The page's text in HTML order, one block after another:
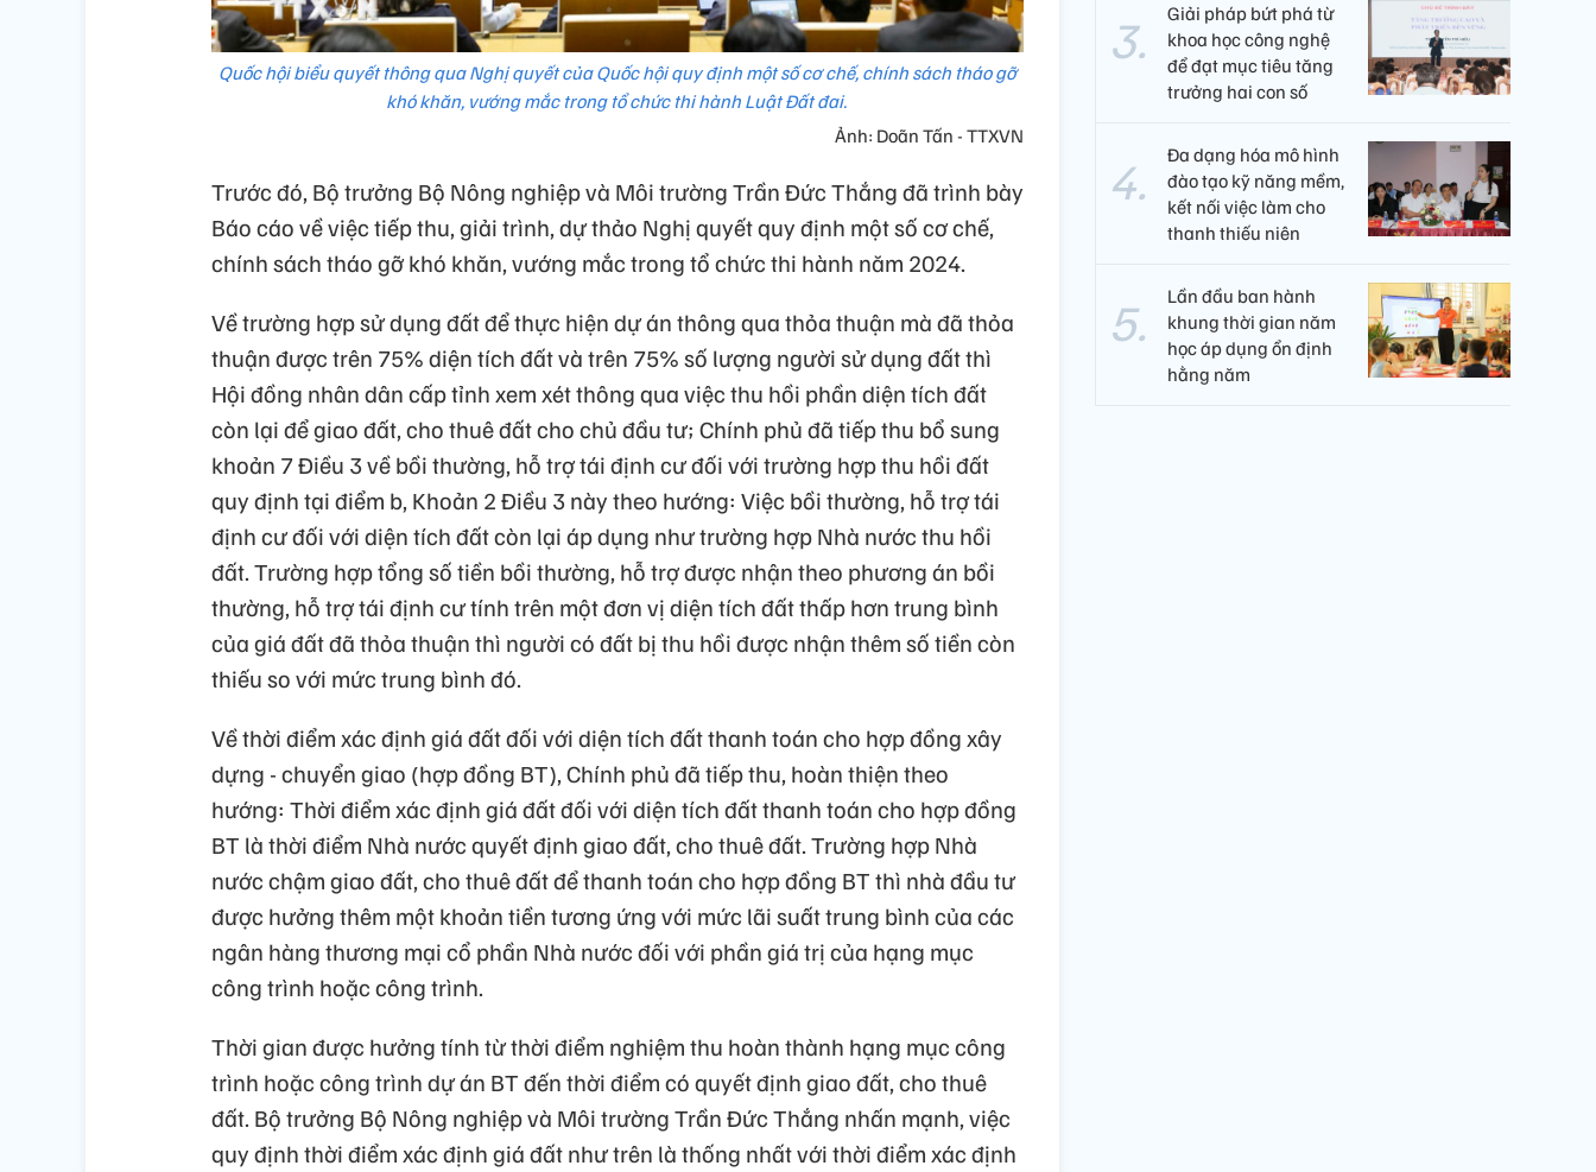
Quốc hội biểu quyết thông qua Nghị quyết của Quốc hội quy định một số cơ chế, chính sách tháo gỡ
khó khăn, vướng mắc trong tổ chức thi hành Luật Đất đai.
Ảnh: Doãn Tấn - TTXVN
Trước đó, Bộ trưởng Bộ Nông nghiệp và Môi trường Trần Đức Thắng đã trình bày
Báo cáo về việc tiếp thu, giải trình, dự thảo Nghị quyết quy định một số cơ chế,
chính sách tháo gỡ khó khăn, vướng mắc trong tổ chức thi hành năm 2024.
Về trường hợp sử dụng đất để thực hiện dự án thông qua thỏa thuận mà đã thỏa
thuận được trên 75% diện tích đất và trên 75% số lượng người sử dụng đất thì
Hội đồng nhân dân cấp tỉnh xem xét thông qua việc thu hồi phần diện tích đất
còn lại để giao đất, cho thuê đất cho chủ đầu tư; Chính phủ đã tiếp thu bổ sung
khoản 7 Điều 3 về bồi thường, hỗ trợ tái định cư đối với trường hợp thu hồi đất
quy định tại điểm b, Khoản 2 Điều 3 này theo hướng: Việc bồi thường, hỗ trợ tái
định cư đối với diện tích đất còn lại áp dụng như trường hợp Nhà nước thu hồi
đất. Trường hợp tổng số tiền bồi thường, hỗ trợ được nhận theo phương án bồi
thường, hỗ trợ tái định cư tính trên một đơn vị diện tích đất thấp hơn trung bình
của giá đất đã thỏa thuận thì người có đất bị thu hồi được nhận thêm số tiền còn
thiếu so với mức trung bình đó.
Về thời điểm xác định giá đất đối với diện tích đất thanh toán cho hợp đồng xây
dựng - chuyển giao (hợp đồng BT), Chính phủ đã tiếp thu, hoàn thiện theo
hướng: Thời điểm xác định giá đất đối với diện tích đất thanh toán cho hợp đồng
BT là thời điểm Nhà nước quyết định giao đất, cho thuê đất. Trường hợp Nhà
nước chậm giao đất, cho thuê đất để thanh toán cho hợp đồng BT thì nhà đầu tư
được hưởng thêm một khoản tiền tương ứng với mức lãi suất trung bình của các
ngân hàng thương mại cổ phần Nhà nước đối với phần giá trị của hạng mục
công trình hoặc công trình.
Thời gian được hưởng tính từ thời điểm nghiệm thu hoàn thành hạng mục công
trình hoặc công trình dự án BT đến thời điểm có quyết định giao đất, cho thuê
đất. Bộ trưởng Bộ Nông nghiệp và Môi trường Trần Đức Thắng nhấn mạnh, việc
quy định thời điểm xác định giá đất như trên là thống nhất với thời điểm xác định
Giải pháp bứt phá từ
khoa học công nghệ
để đạt mục tiêu tăng
trưởng hai con số
Đa dạng hóa mô hình
đào tạo kỹ năng mềm,
kết nối việc làm cho
thanh thiếu niên
Lần đầu ban hành
khung thời gian năm
học áp dụng ổn định
hằng năm